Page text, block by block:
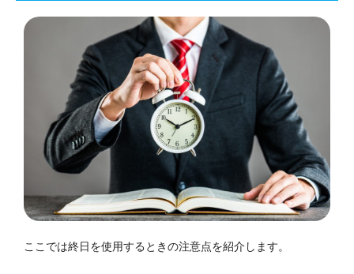
ここでは終日を使用するときの注意点を紹介します。